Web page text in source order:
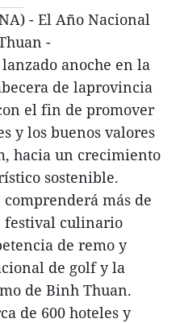
- El Año Nacional
-
anoche en la
de laprovincia
el fin de promover
y los buenos valores
hacia un crecimiento
sostenible.
más de
festival culinario
de remo y
de golf y la
de Binh Thuan.
de 600 hoteles y